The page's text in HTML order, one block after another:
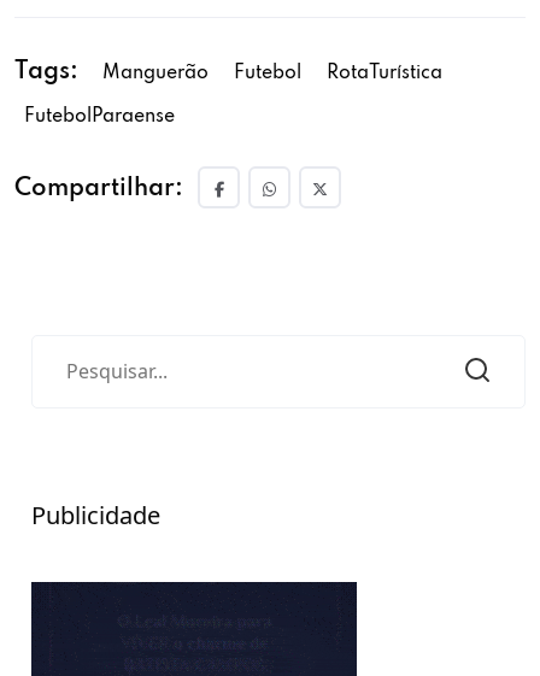
Tags: Manguerão Futebol RotaTurística
FutebolParaense
Compartilhar:
Publicidade